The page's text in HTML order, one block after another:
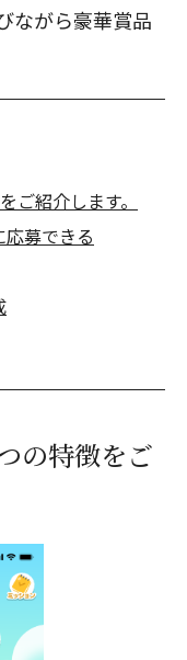
ながら豪華賞品
ご紹介します。
募できる
の特徴をご